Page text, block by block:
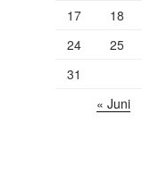
17
18
24
25
31
« Juni